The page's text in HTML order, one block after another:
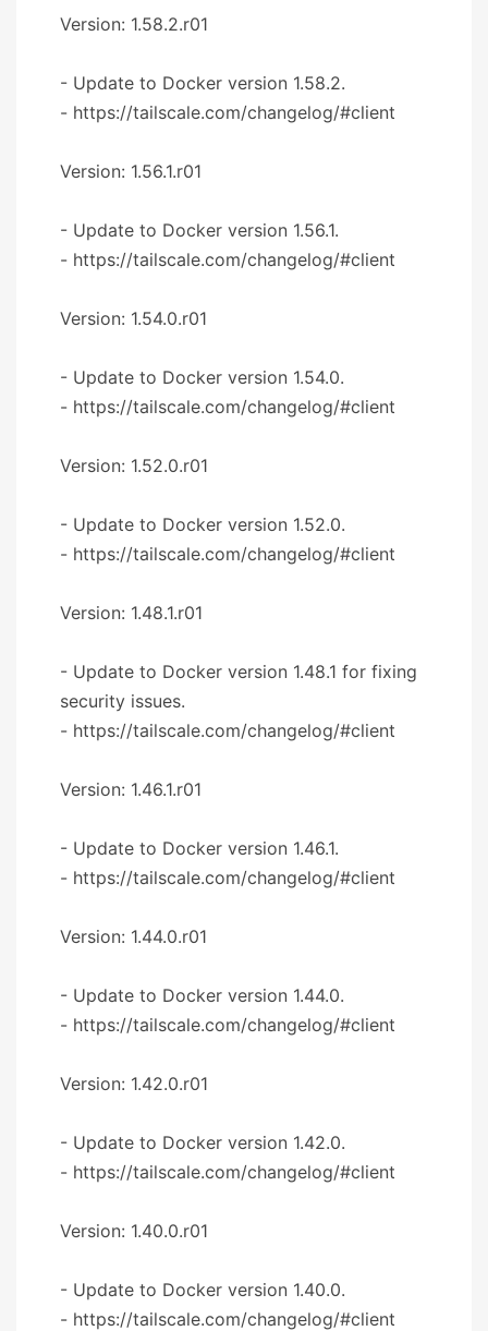
Version: 1.58.2.r01
- Update to Docker version 1.58.2.
- https://tailscale.com/changelog/#client
Version: 1.56.1.r01
- Update to Docker version 1.56.1.
- https://tailscale.com/changelog/#client
Version: 1.54.0.r01
- Update to Docker version 1.54.0.
- https://tailscale.com/changelog/#client
Version: 1.52.0.r01
- Update to Docker version 1.52.0.
- https://tailscale.com/changelog/#client
Version: 1.48.1.r01
- Update to Docker version 1.48.1 for fixing
security issues.
- https://tailscale.com/changelog/#client
Version: 1.46.1.r01
- Update to Docker version 1.46.1.
- https://tailscale.com/changelog/#client
Version: 1.44.0.r01
- Update to Docker version 1.44.0.
- https://tailscale.com/changelog/#client
Version: 1.42.0.r01
- Update to Docker version 1.42.0.
- https://tailscale.com/changelog/#client
Version: 1.40.0.r01
- Update to Docker version 1.40.0.
- https://tailscale.com/changelog/#client